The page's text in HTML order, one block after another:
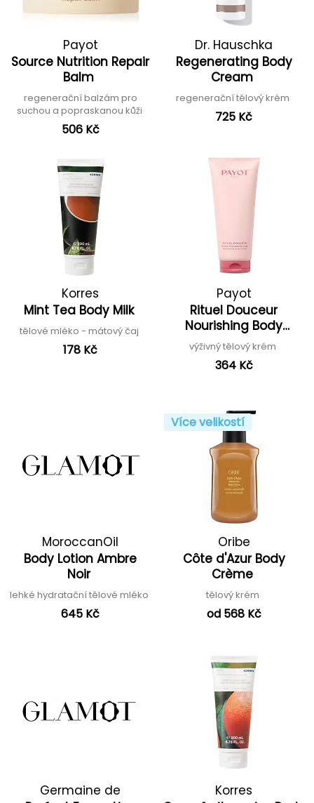
Payot
Source Nutrition Repair
Balm
regenerační balzám pro
suchou a popraskanou kůži
506 Kč
Dr. Hauschka
Regenerating Body
Cream
regenerační tělový krém
725 Kč
Korres
Mint Tea Body Milk
tělové mléko - mátový čaj
178 Kč
Payot
Rituel Douceur
Nourishing Body
Cream
výživný tělový krém
364 Kč
MoroccanOil
Body Lotion Ambre
Noir
lehké hydratační tělové mléko
645 Kč
Více velikostí
Oribe
Côte d'Azur Body
Crème
tělový krém
od 568 Kč
Germaine de
Korres